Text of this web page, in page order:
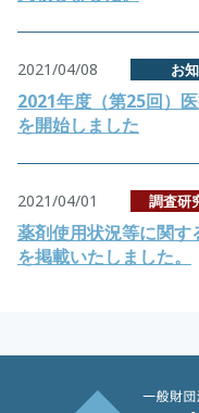
2021/04/08 お
2021年度（第25回）
を開始しました
2021/04/01 調査研
薬剤使用状況等に関
を掲載いたしました。